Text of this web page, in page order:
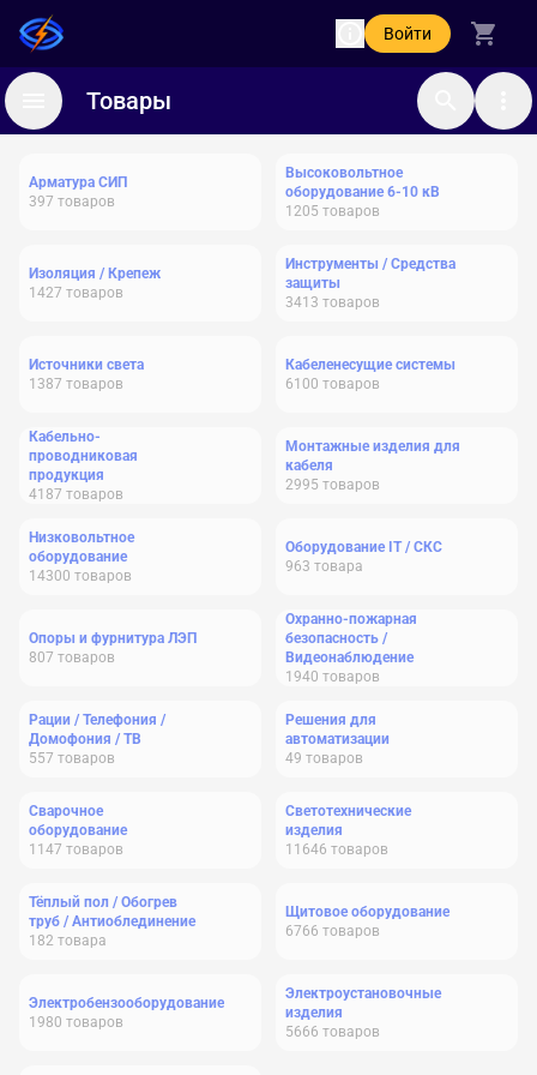
Войти
Товары
Арматура СИП
397 товаров
Высоковольтное
оборудование 6-10 кВ
1205 товаров
Изоляция / Крепеж
1427 товаров
Инструменты / Средства
защиты
3413 товаров
Источники света
1387 товаров
Кабеленесущие системы
6100 товаров
Кабельно-
проводниковая
продукция
4187 товаров
Монтажные изделия для
кабеля
2995 товаров
Низковольтное
оборудование
14300 товаров
Оборудование IT / СКС
963 товара
Опоры и фурнитура ЛЭП
807 товаров
Охранно-пожарная
безопасность /
Видеонаблюдение
1940 товаров
Рации / Телефония /
Домофония / ТВ
557 товаров
Решения для
автоматизации
49 товаров
Сварочное
оборудование
1147 товаров
Светотехнические
изделия
11646 товаров
Тёплый пол / Обогрев
труб / Антиоблединение
182 товара
Щитовое оборудование
6766 товаров
Электробензооборудование
1980 товаров
Электроустановочные
изделия
5666 товаров